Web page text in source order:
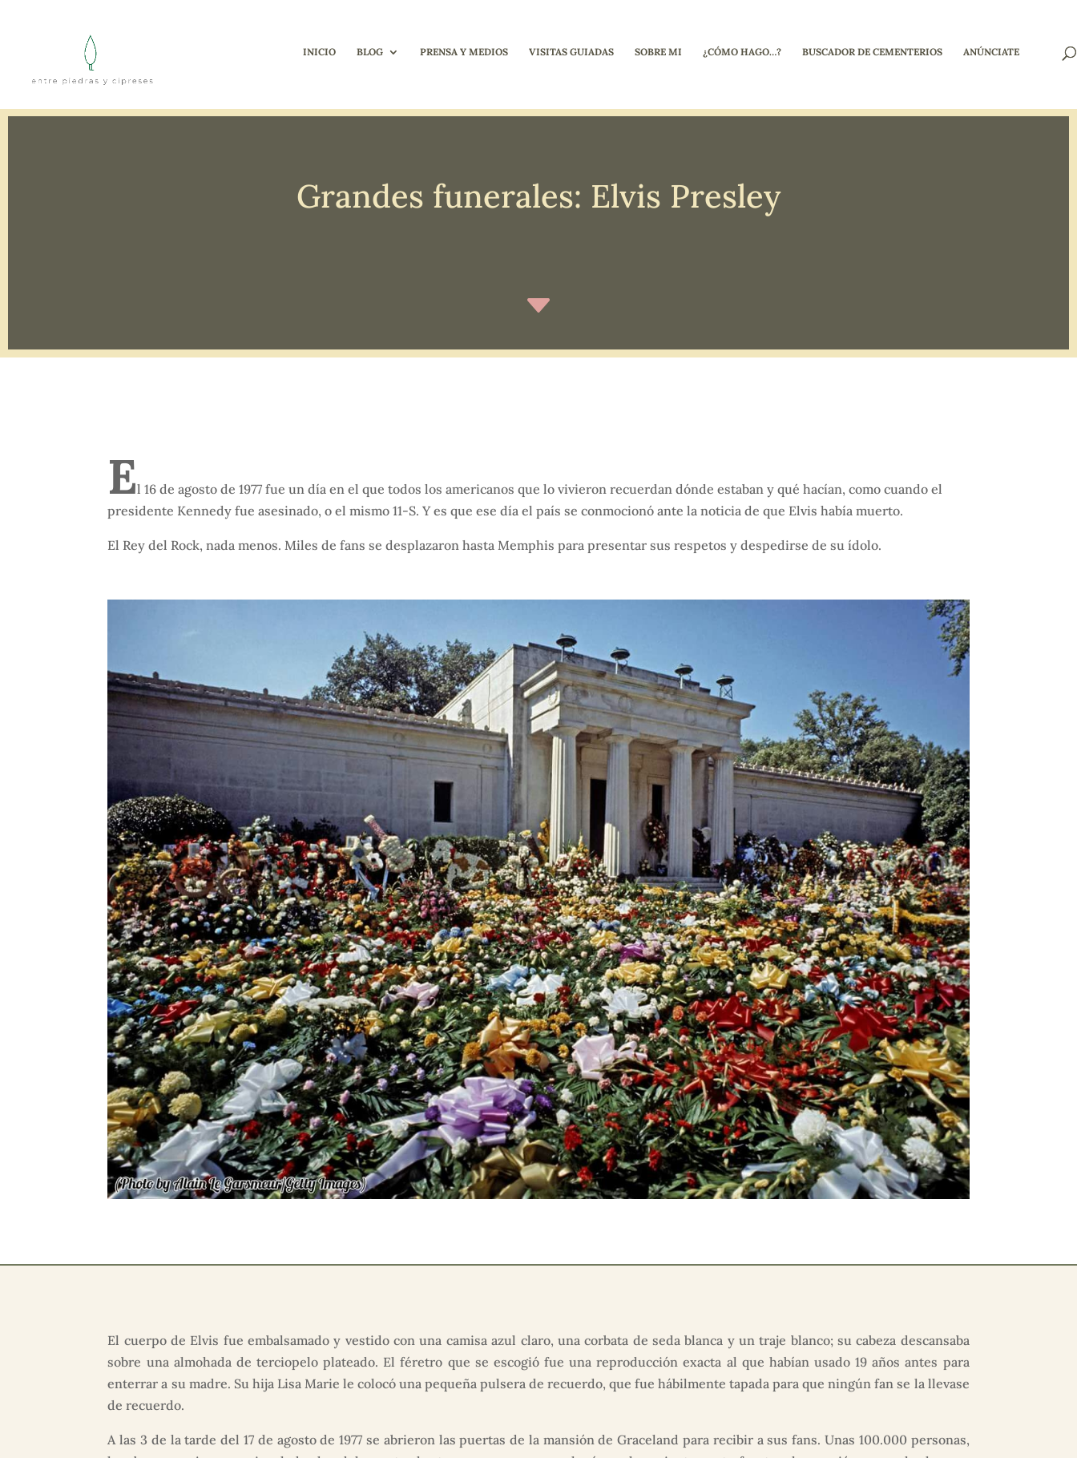
INICIO BLOG PRENSA Y MEDIOS VISITAS GUIADAS SOBRE MI ¿CÓMO HAGO…? BUSCADOR DE CEMENTERIOS ANÚNCIATE
Grandes funerales: Elvis Presley
C
El 16 de agosto de 1977 fue un día en el que todos los americanos que lo vivieron recuerdan dónde estaban y qué hacían, como cuando el
presidente Kennedy fue asesinado, o el mismo 11-S. Y es que ese día el país se conmocionó ante la noticia de que Elvis había muerto.
El Rey del Rock, nada menos. Miles de fans se desplazaron hasta Memphis para presentar sus respetos y despedirse de su ídolo.
El cuerpo de Elvis fue embalsamado y vestido con una camisa azul claro, una corbata de seda blanca y un traje blanco; su cabeza descansaba
sobre una almohada de terciopelo plateado. El féretro que se escogió fue una reproducción exacta al que habían usado 19 años antes para
enterrar a su madre. Su hija Lisa Marie le colocó una pequeña pulsera de recuerdo, que fue hábilmente tapada para que ningún fan se la llevase
de recuerdo.
A las 3 de la tarde del 17 de agosto de 1977 se abrieron las puertas de la mansión de Graceland para recibir a sus fans. Unas 100.000 personas,